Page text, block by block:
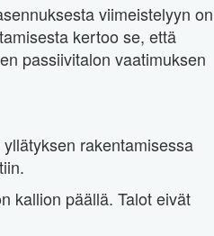
viimeistelyyn on
kertoo se, että
passiivitalon vaatimuksen
rakentamisessa
kallion päällä. Talot eivät